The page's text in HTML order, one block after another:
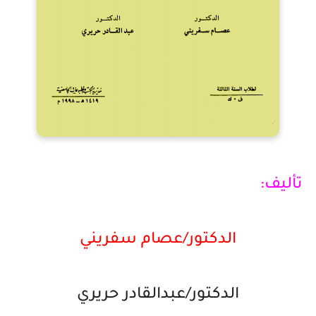
تأليف:
الدكتور/عصام سفريني
الدكتور/عبدالقادر حريري